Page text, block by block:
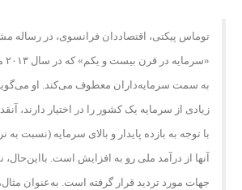
توماس پیکتی، اقتصاددان فرانسوی، در رساله
به سمت سرمایه‌داران معطوف می‌کند. او
زیادی از سرمایه یک کشور را در اختیار دارند،
با توجه به بازده پایدار و بالای سرمایه (نسبت
آنها از درآمد ملی رو به افزایش است. بااین‌حال،
جهات مورد تردید قرار گرفته است. به‌عنوان